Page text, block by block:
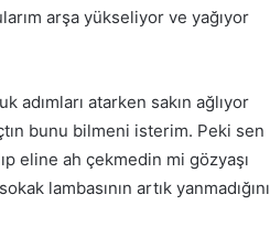
arşa yükseliyor ve yağıyor
atarken sakın ağlıyor
bunu bilmeni isterim. Peki sen
eline ah çekmedin mi gözyaşı
lambasının artık yanmadığını